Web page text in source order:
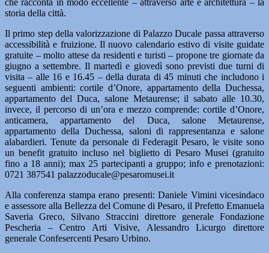
che racconta in modo eccellente – attraverso arte e architettura – la
storia della città.
Il primo step della valorizzazione di Palazzo Ducale passa attraverso
accessibilità e fruizione. Il nuovo calendario estivo di visite guidate
gratuite – molto attese da residenti e turisti – propone tre giornate da
giugno a settembre. Il martedì e giovedì sono previsti due turni di
visita – alle 16 e 16.45 – della durata di 45 minuti che includono i
seguenti ambienti: cortile d’Onore, appartamento della Duchessa,
appartamento del Duca, salone Metaurense; il sabato alle 10.30,
invece, il percorso di un’ora e mezzo comprende: cortile d’Onore,
anticamera, appartamento del Duca, salone Metaurense,
appartamento della Duchessa, saloni di rappresentanza e salone
alabardieri. Tenute da personale di Federagit Pesaro, le visite sono
un benefit gratuito incluso nel biglietto di Pesaro Musei (gratuito
fino a 18 anni); max 25 partecipanti a gruppo; info e prenotazioni:
0721 387541 palazzoducale@pesaromusei.it
Alla conferenza stampa erano presenti: Daniele Vimini vicesindaco
e assessore alla Bellezza del Comune di Pesaro, il Prefetto Emanuela
Saveria Greco, Silvano Straccini direttore generale Fondazione
Pescheria – Centro Arti Visive, Alessandro Licurgo direttore
generale Confesercenti Pesaro Urbino.